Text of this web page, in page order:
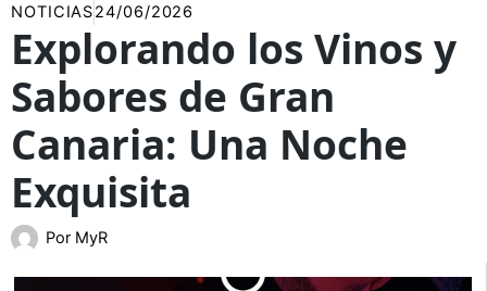
NOTICIAS24/06/2026
Explorando los Vinos y
Sabores de Gran
Canaria: Una Noche
Exquisita
Por MyR